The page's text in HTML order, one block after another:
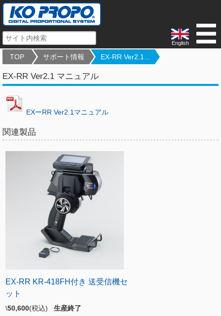
English
TOP サポート情報 EX-RR Ver2.1...
EX-RR Ver2.1 マニュアル
EXーRR Ver2.1マニュアル
関連製品
EX-RR KR-418FH付き 送受信機セ
ット
\50,600(税込) 生産終了